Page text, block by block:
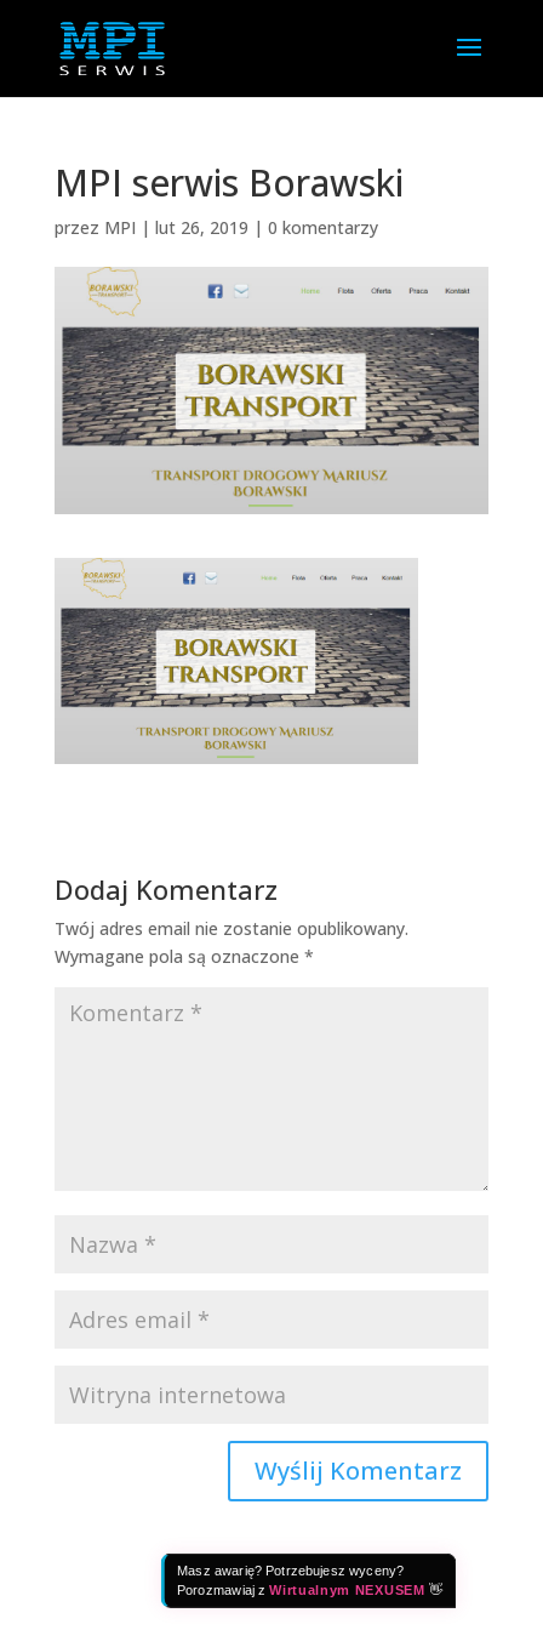
Masz awarię? Potrzebujesz wyceny?
Porozmawiaj zWirtualnym NEXUSEM 👋
MPI serwis Borawski
przez MPI | lut 26, 2019 | 0 komentarzy
Dodaj Komentarz
Twój adres email nie zostanie opublikowany.
Wymagane pola są oznaczone *